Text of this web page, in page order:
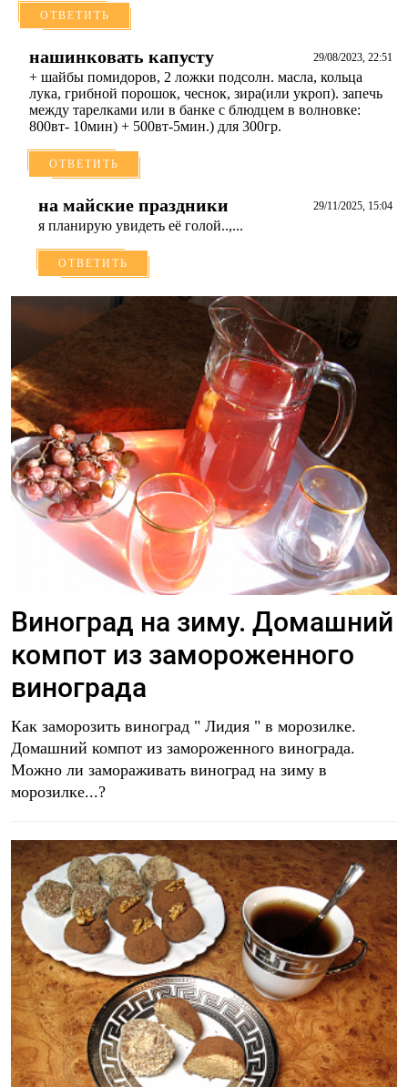
ОТВЕТИТЬ
нашинковать капусту 29/08/2023, 22:51
+ шайбы помидоров, 2 ложки подсолн. масла, кольца
лука, грибной порошок, чеснок, зира(или укроп). запечь
между тарелками или в банке с блюдцем в волновке:
800вт- 10мин) + 500вт-5мин.) для 300гр.
ОТВЕТИТЬ
на майские праздники 29/11/2025, 15:04
я планирую увидеть её голой..,...
ОТВЕТИТЬ
Виноград на зиму. Домашний
компот из замороженного
винограда
Как заморозить виноград " Лидия " в морозилке.
Домашний компот из замороженного винограда.
Можно ли замораживать виноград на зиму в
морозилке...?